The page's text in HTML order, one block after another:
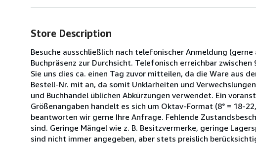
Store Description
Besuche ausschließlich nach telefonischer Anmeldung
Buchpräsenz zur Durchsicht. Telefonisch erreichbar
Sie uns dies ca. einen Tag zuvor mitteilen, da die Ware aus
Bestell-Nr. mit an, da somit Unklarheiten und
und Buchhandel üblichen Abkürzungen verwendet. Ein
Größenangaben handelt es sich um Oktav-Format (8° = 18-
beantworten wir gerne Ihre Anfrage. Fehlende
sind. Geringe Mängel wie z. B. Besitzvermerke, geringe
sind nicht immer angegeben, aber stets preislich